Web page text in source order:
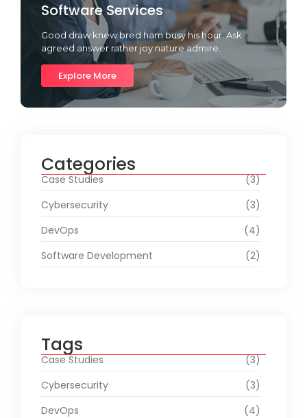
Software Services
Good draw knew bred ham busy his hour. Ask
agreed answer rather joy nature admire.
Explore More
Categories
Case Studies
(3)
Cybersecurity
(3)
DevOps
(4)
Software Development
(2)
Tags
Case Studies
(3)
Cybersecurity
(3)
DevOps
(4)